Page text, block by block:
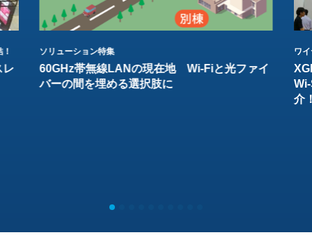
レ
ソリューション特集
60GHz帯無線LANの現在地 Wi-Fiと光ファイ
バーの間を埋める選択肢に
ワ
介